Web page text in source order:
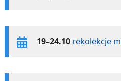
19–24.10 rekolekcje